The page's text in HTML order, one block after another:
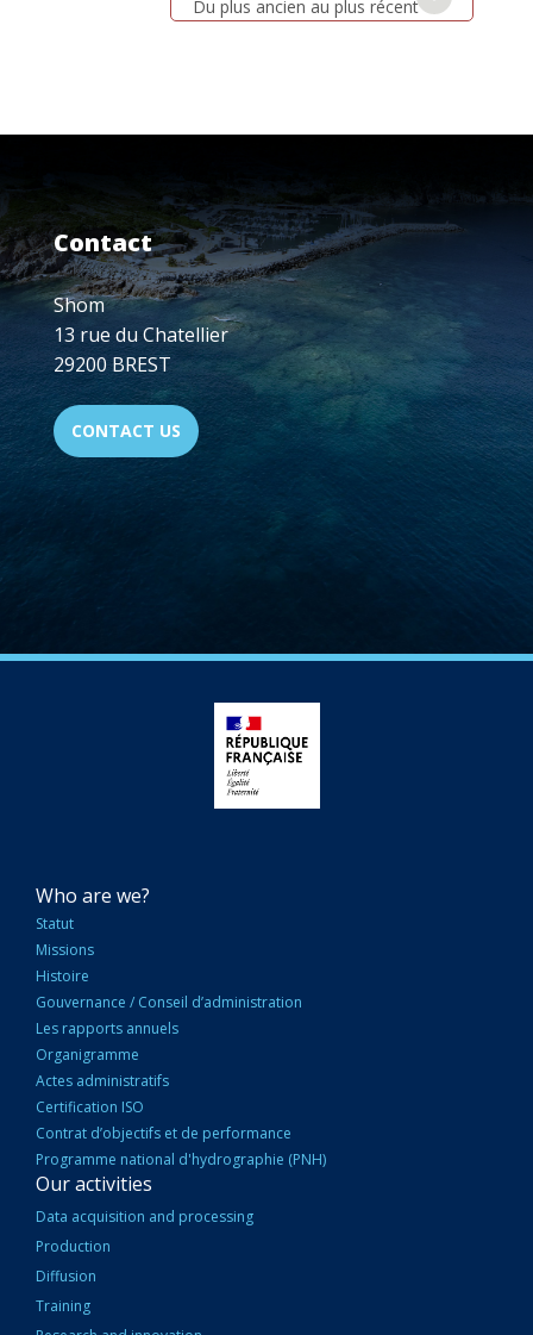
Du plus ancien au plus récent
Contact
Shom
13 rue du Chatellier
29200 BREST
CONTACT US
NAVIGATION
PRINCIPALE
Who are we?
Statut
Missions
Histoire
Gouvernance / Conseil d’administration
Les rapports annuels
Organigramme
Actes administratifs
Certification ISO
Contrat d’objectifs et de performance
Programme national d'hydrographie (PNH)
Our activities
Data acquisition and processing
Production
Diffusion
Training